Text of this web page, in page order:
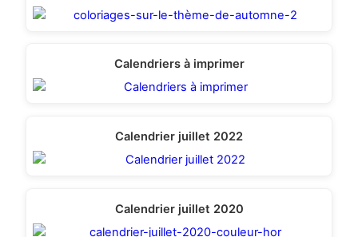
Calendriers à imprimer
Calendrier juillet 2022
Calendrier juillet 2020